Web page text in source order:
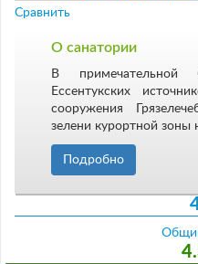
Сравнить
О санатории
В примечательной
Ессентукских
сооружения
зелени курортной зоны
Подробно